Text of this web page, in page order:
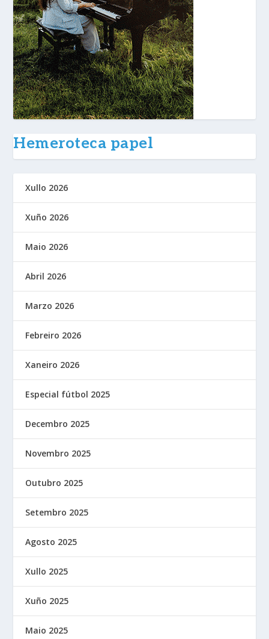
Hemeroteca papel
Xullo 2026
Xuño 2026
Maio 2026
Abril 2026
Marzo 2026
Febreiro 2026
Xaneiro 2026
Especial fútbol 2025
Decembro 2025
Novembro 2025
Outubro 2025
Setembro 2025
Agosto 2025
Xullo 2025
Xuño 2025
Maio 2025